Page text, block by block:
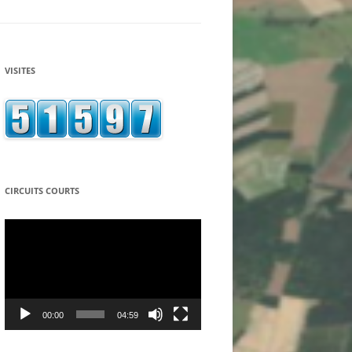
TEPPES A MANCEY
LE SEL – SYSTEME D’ECHANGE
L’EMBARQ – CAFÉ ASSOCIATIF DE
LION D’OR » A SIMANDRE
VISITES
CIRCUITS COURTS
Lecteur
00:00 04:59